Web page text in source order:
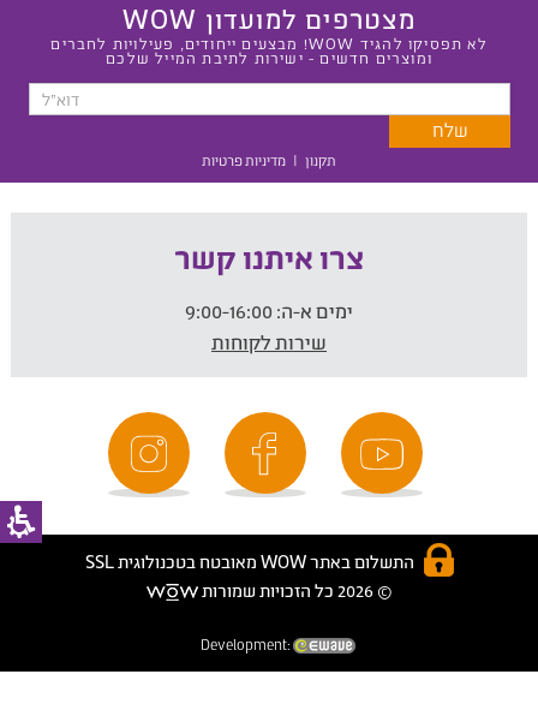
מצטרפים למועדון WOW
לא תפסיקו להגיד WOW! מבצעים ייחודים, פעילויות לחברים
ומוצרים חדשים - ישירות לתיבת המייל שלכם
תקנון | מדיניות פרטיות
צרו איתנו קשר
ימים א-ה:
שירות לקוחות
התשלום באתר WOW מאובטח בטכנולוגית SSL
© 2026 כל הזכויות שמורות
Development: